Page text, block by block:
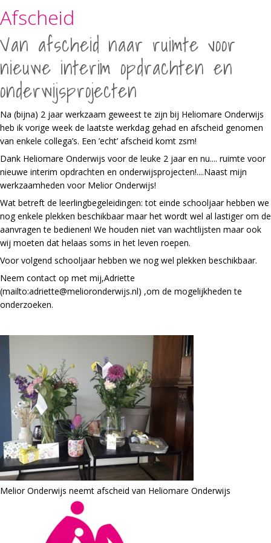
Afscheid
Van afscheid naar ruimte voor
nieuwe interim opdrachten en
onderwijsprojecten
Na (bijna) 2 jaar werkzaam geweest te zijn bij Heliomare Onderwijs
heb ik vorige week de laatste werkdag gehad en afscheid genomen
van enkele collega’s. Een ’echt’ afscheid komt zsm!
Dank Heliomare Onderwijs voor de leuke 2 jaar en nu.... ruimte voor
nieuwe interim opdrachten en onderwijsprojecten!....Naast mijn
werkzaamheden voor Melior Onderwijs!
Wat betreft de leerlingbegeleidingen: tot einde schooljaar hebben we
nog enkele plekken beschikbaar maar het wordt wel al lastiger om de
aanvragen te bedienen! We houden niet van wachtlijsten maar ook
wij moeten dat helaas soms in het leven roepen.
Voor volgend schooljaar hebben we nog wel plekken beschikbaar.
Neem contact op met mij,Adriette
(mailto:adriette@melioronderwijs.nl) ,om de mogelijkheden te
onderzoeken.
Melior Onderwijs neemt afscheid van Heliomare Onderwijs